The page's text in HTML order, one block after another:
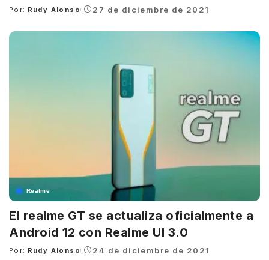
Posted
Por: Rudy Alonso 27 de diciembre de 2021
Realme
El realme GT se actualiza oficialmente a
Android 12 con Realme UI 3.0
Posted
Por: Rudy Alonso 24 de diciembre de 2021